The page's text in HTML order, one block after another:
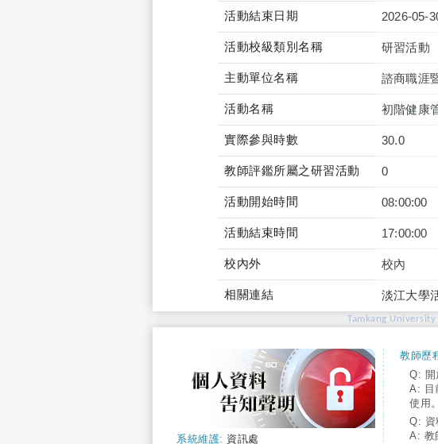
活動結束日期 2026-05-
活動校級類別名稱 研習活動
主動單位名稱 諮商職涯
活動名稱 初階健康
實際參與時數 30.0
教師評鑑所屬之研習活動 0
活動開始時間 08:00:00
活動結束時間 17:00:00
校內外 校內
相關連結 淡江大學
Tamkang
系統維護: 資訊處
教師歷
Q: 開
A: 目
使用。
Q: 資
A: 教